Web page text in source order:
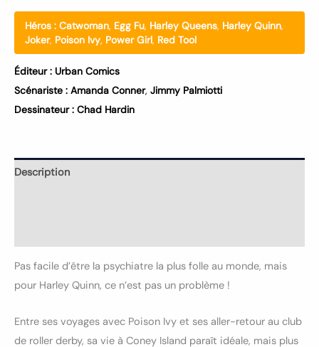
Héros : Catwoman, Egg Fu, Harley Queens, Harley Quinn,
Joker, Poison Ivy, Power Girl, Red Tool
Éditeur : Urban Comics
Scénariste : Amanda Conner, Jimmy Palmiotti
Dessinateur : Chad Hardin
Description
Pas facile d’être la psychiatre la plus folle au monde, mais
pour Harley Quinn, ce n’est pas un problème !
Entre ses voyages avec Poison Ivy et ses aller-retour au club
de roller derby, sa vie à Coney Island paraît idéale, mais plus